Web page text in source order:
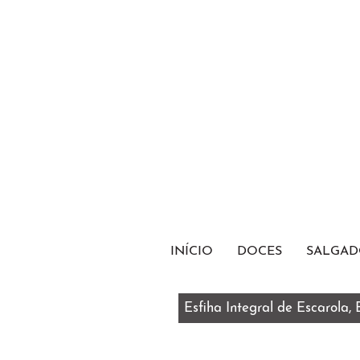
INÍCIO DOCES
Esfiha Integral de Escarola,